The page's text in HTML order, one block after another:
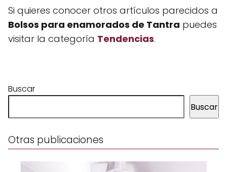
Si quieres conocer otros artículos parecidos a
Bolsos para enamorados de Tantra puedes
visitar la categoría Tendencias.
Buscar
Buscar
Otras publicaciones